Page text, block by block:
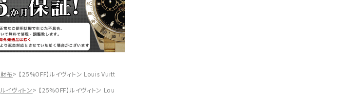
財布
【25%OFF】ルイヴィトン Louis Vuitton モノグラムアンプラント ポルトフォイユサラ M62125 長財布 ユニセックス 【中古】
ルイヴィトン 【25%OFF】ルイヴィトン Louis Vuitton モノグラムアンプラント ポルトフォイユサラ M62125 長財布 ユニセックス 【中